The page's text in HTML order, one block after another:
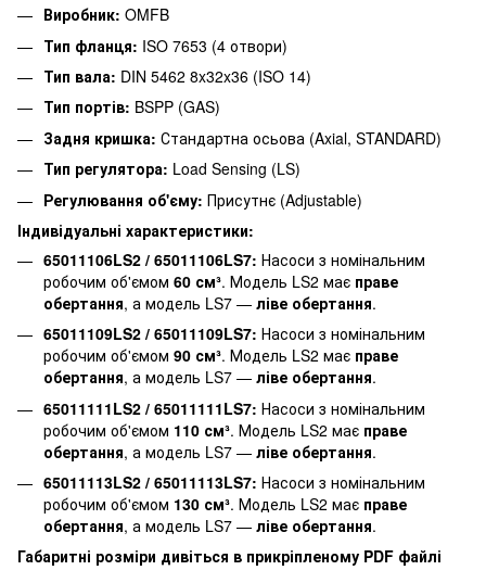
Виробник: OMFB
Тип фланця: ISO 7653 (4 отвори)
Тип вала: DIN 5462 8x32x36 (ISO 14)
Тип портів: BSPP (GAS)
Задня кришка: Стандартна осьова (Axial, STANDARD)
Тип регулятора: Load Sensing (LS)
Регулювання об'єму: Присутнє (Adjustable)
Індивідуальні характеристики:
65011106LS2 / 65011106LS7: Насоси з номінальним
робочим об'ємом 60 см³. Модель LS2 має праве
обертання, а модель LS7 — ліве обертання.
65011109LS2 / 65011109LS7: Насоси з номінальним
робочим об'ємом 90 см³. Модель LS2 має праве
обертання, а модель LS7 — ліве обертання.
65011111LS2 / 65011111LS7: Насоси з номінальним
робочим об'ємом 110 см³. Модель LS2 має праве
обертання, а модель LS7 — ліве обертання.
65011113LS2 / 65011113LS7: Насоси з номінальним
робочим об'ємом 130 см³. Модель LS2 має праве
обертання, а модель LS7 — ліве обертання.
Габаритні розміри дивіться в прикріпленому PDF файлі